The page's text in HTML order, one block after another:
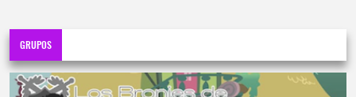
GRUPOS